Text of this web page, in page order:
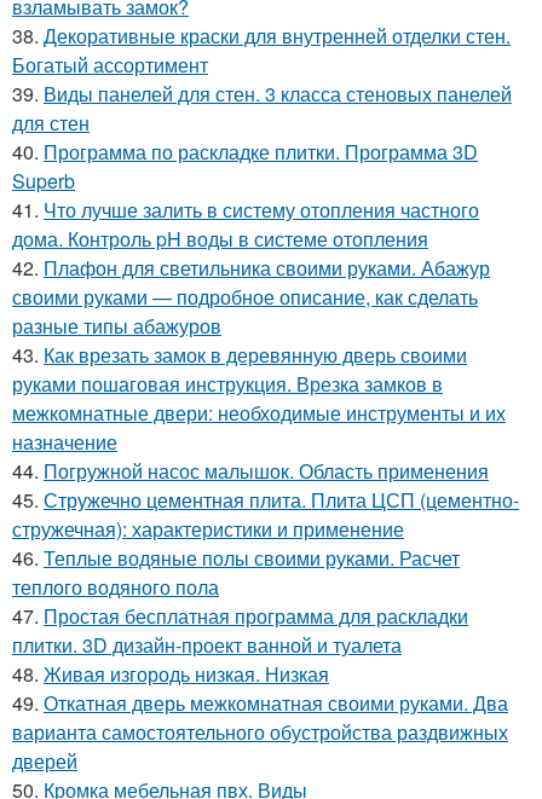
взламывать замок?
38. Декоративные краски для внутренней отделки стен.
Богатый ассортимент
39. Виды панелей для стен. 3 класса стеновых панелей
для стен
40. Программа по раскладке плитки. Программа 3D
Superb
41. Что лучше залить в систему отопления частного
дома. Контроль pH воды в системе отопления
42. Плафон для светильника своими руками. Абажур
своими руками — подробное описание, как сделать
разные типы абажуров
43. Как врезать замок в деревянную дверь своими
руками пошаговая инструкция. Врезка замков в
межкомнатные двери: необходимые инструменты и их
назначение
44. Погружной насос малышок. Область применения
45. Стружечно цементная плита. Плита ЦСП (цементно-
стружечная): характеристики и применение
46. Теплые водяные полы своими руками. Расчет
теплого водяного пола
47. Простая бесплатная программа для раскладки
плитки. 3D дизайн-проект ванной и туалета
48. Живая изгородь низкая. Низкая
49. Откатная дверь межкомнатная своими руками. Два
варианта самостоятельного обустройства раздвижных
дверей
50. Кромка мебельная пвх. Виды